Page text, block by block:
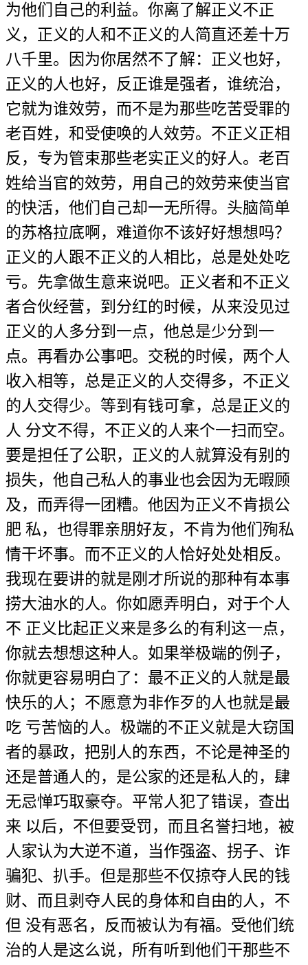
为他们自己的利益。你离了解正义不正
义，正义的人和不正义的人简直还差十万
八千里。因为你居然不了解：正义也好，
正义的人也好，反正谁是强者，谁统治，
它就为谁效劳，而不是为那些吃苦受罪的
老百姓，和受使唤的人效劳。不正义正相
反，专为管束那些老实正义的好人。老百
姓给当官的效劳，用自己的效劳来使当官
的快活，他们自己却一无所得。头脑简单
的苏格拉底啊，难道你不该好好想想吗？
正义的人跟不正义的人相比，总是处处吃
亏。先拿做生意来说吧。正义者和不正义
者合伙经营，到分红的时候，从来没见过
正义的人多分到一点，他总是少分到一
点。再看办公事吧。交税的时候，两个人
收入相等，总是正义的人交得多，不正义
的人交得少。等到有钱可拿，总是正义的
人 分文不得，不正义的人来个一扫而空。
要是担任了公职，正义的人就算没有别的
损失，他自己私人的事业也会因为无暇顾
及，而弄得一团糟。他因为正义不肯损公
肥 私，也得罪亲朋好友，不肯为他们殉私
情干坏事。而不正义的人恰好处处相反。
我现在要讲的就是刚才所说的那种有本事
捞大油水的人。你如愿弄明白，对于个人
不 正义比起正义来是多么的有利这一点，
你就去想想这种人。如果举极端的例子，
你就更容易明白了：最不正义的人就是最
快乐的人；不愿意为非作歹的人也就是最
吃 亏苦恼的人。极端的不正义就是大窃国
者的暴政，把别人的东西，不论是神圣的
还是普通人的，是公家的还是私人的，肆
无忌惮巧取豪夺。平常人犯了错误，查出
来 以后，不但要受罚，而且名誉扫地，被
人家认为大逆不道，当作强盗、拐子、诈
骗犯、扒手。但是那些不仅掠夺人民的钱
财、而且剥夺人民的身体和自由的人，不
但 没有恶名，反而被认为有福。受他们统
治的人是这么说，所有听到他们干那些不